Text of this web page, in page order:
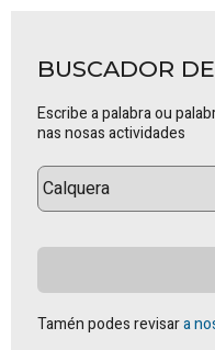
BUSCADOR
Escribe a palabra ou
nas nosas actividades
Tamén podes revisara